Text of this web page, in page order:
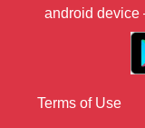
android device
Terms of Use